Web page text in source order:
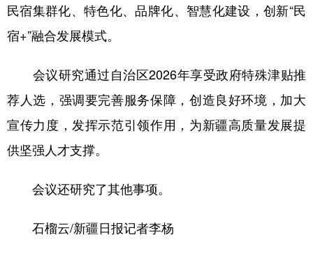
民宿集群化、特色化、品牌化、智慧化建设，创新“民
宿+”融合发展模式。
会议研究通过自治区2026年享受政府特殊津贴推
荐人选，强调要完善服务保障，创造良好环境，加大
宣传力度，发挥示范引领作用，为新疆高质量发展提
供坚强人才支撑。
会议还研究了其他事项。
石榴云/新疆日报记者李杨